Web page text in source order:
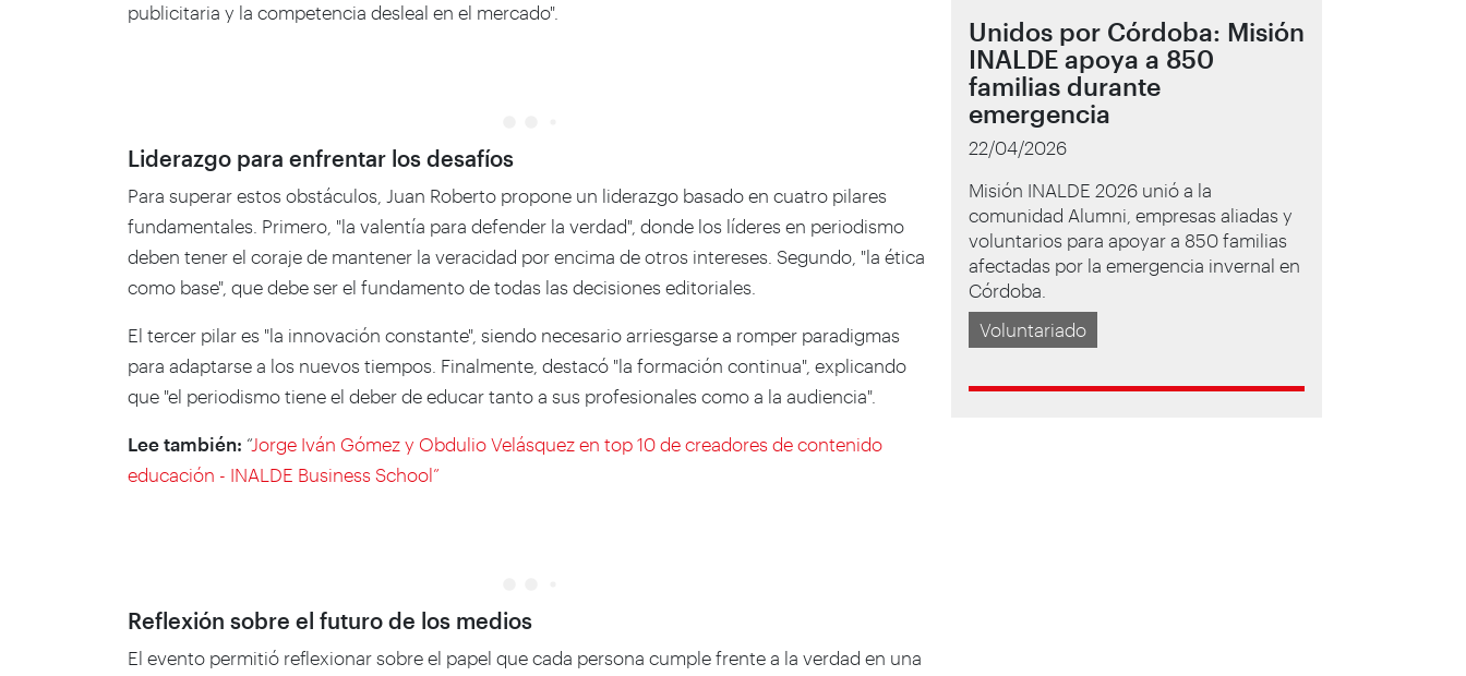
publicitaria y la competencia desleal en el mercado".
Liderazgo para enfrentar los desafíos
Para superar estos obstáculos, Juan Roberto propone un liderazgo basado en cuatro pilares
fundamentales. Primero, "la valentía para defender la verdad", donde los líderes en periodismo
deben tener el coraje de mantener la veracidad por encima de otros intereses. Segundo, "la ética
como base", que debe ser el fundamento de todas las decisiones editoriales.
El tercer pilar es "la innovación constante", siendo necesario arriesgarse a romper paradigmas
para adaptarse a los nuevos tiempos. Finalmente, destacó "la formación continua", explicando
que "el periodismo tiene el deber de educar tanto a sus profesionales como a la audiencia".
Lee también: “Jorge Iván Gómez y Obdulio Velásquez en top 10 de creadores de contenido
educación - INALDE Business School”
Reflexión sobre el futuro de los medios
El evento permitió reflexionar sobre el papel que cada persona cumple frente a la verdad en una
Unidos por Córdoba: Misión
INALDE apoya a 850
familias durante
emergencia
22/04/2026
Misión INALDE 2026 unió a la
comunidad Alumni, empresas aliadas y
voluntarios para apoyar a 850 familias
afectadas por la emergencia invernal en
Córdoba.
Voluntariado